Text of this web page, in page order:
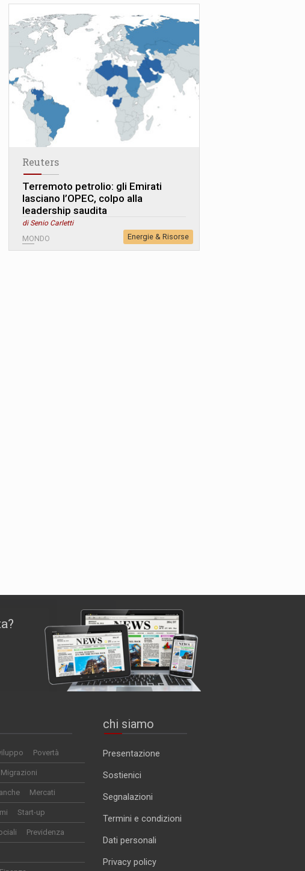
Reuters
Terremoto petrolio: gli Emirati
lasciano l’OPEC, colpo alla
leadership saudita
di Senio Carletti
MONDO Energie & Risorse
Povertà
Migrazioni
Mercati
Start-up
Previdenza
chi siamo
Presentazione
Sostienici
Segnalazioni
Termini e condizioni
Dati personali
Privacy policy